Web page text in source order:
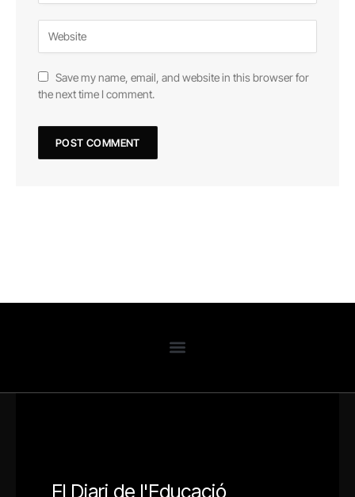
Save my name, email, and website in this browser for
the next time I comment.